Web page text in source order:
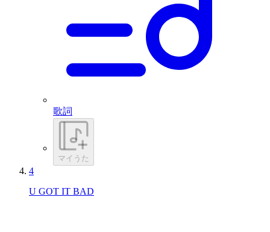
歌詞
マイうた
4
U GOT IT BAD